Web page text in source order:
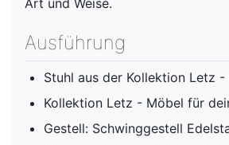
Art und Weise.
Ausführung
Stuhl aus der Kollektion Letz -
Kollektion Letz - Möbel für
Gestell: Schwinggestell